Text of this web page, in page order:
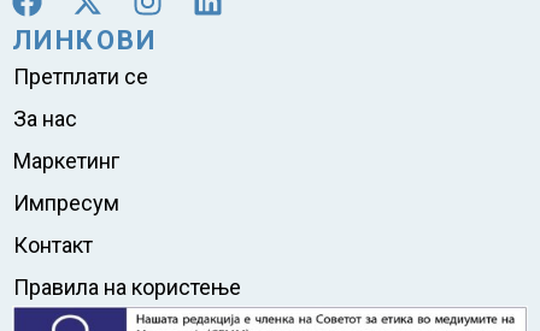
ЛИНКОВИ
Претплати се
За нас
Маркетинг
Импресум
Контакт
Правила на користење